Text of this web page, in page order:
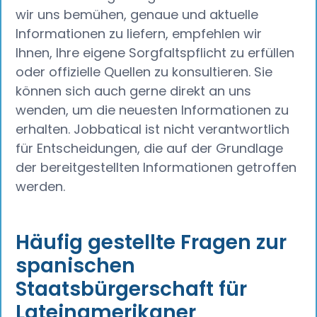
wir uns bemühen, genaue und aktuelle
Informationen zu liefern, empfehlen wir
Ihnen, Ihre eigene Sorgfaltspflicht zu erfüllen
oder offizielle Quellen zu konsultieren. Sie
können sich auch gerne direkt an uns
wenden, um die neuesten Informationen zu
erhalten. Jobbatical ist nicht verantwortlich
für Entscheidungen, die auf der Grundlage
der bereitgestellten Informationen getroffen
werden.
Häufig gestellte Fragen zur
spanischen
Staatsbürgerschaft für